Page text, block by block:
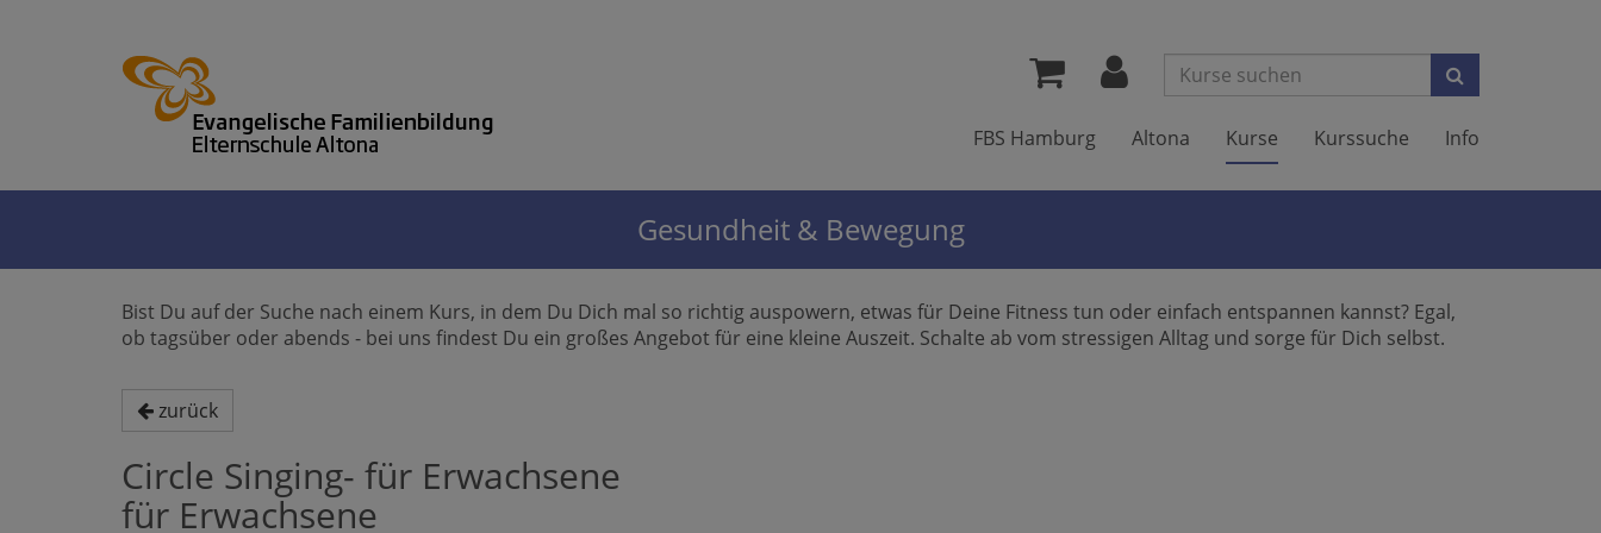
Suchen
FBS Hamburg Altona Kurse Kurssuche Info
Gesundheit & Bewegung
Bist Du auf der Suche nach einem Kurs, in dem Du Dich mal so richtig auspowern, etwas für Deine Fitness tun oder einfach entspannen kannst? Egal,
ob tagsüber oder abends - bei uns findest Du ein großes Angebot für eine kleine Auszeit. Schalte ab vom stressigen Alltag und sorge für Dich selbst.
zurück
Circle Singing- für Erwachsene
für Erwachsene